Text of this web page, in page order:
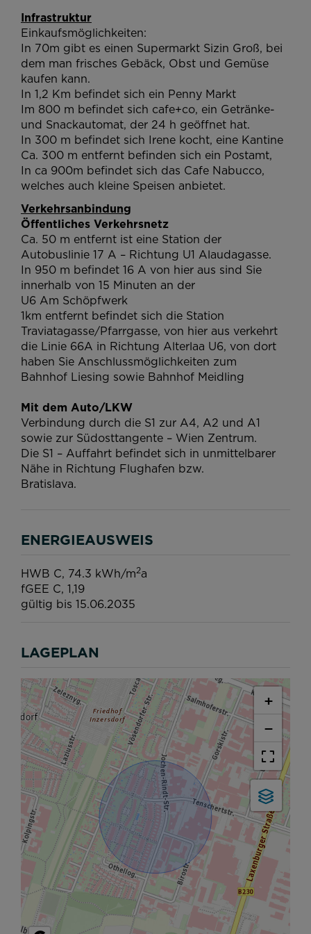
Infrastruktur
Einkaufsmöglichkeiten:
In 70m gibt es einen Supermarkt Sizin Groß, bei
dem man frisches Gebäck, Obst und Gemüse
kaufen kann.
In 1,2 Km befindet sich ein Penny Markt
Im 800 m befindet sich cafe+co, ein Getränke-
und Snackautomat, der 24 h geöffnet hat.
In 300 m befindet sich Irene kocht, eine Kantine
Ca. 300 m entfernt befinden sich ein Postamt,
In ca 900m befindet sich das Cafe Nabucco,
welches auch kleine Speisen anbietet.
Verkehrsanbindung
Öffentliches Verkehrsnetz
Ca. 50 m entfernt ist eine Station der
Autobuslinie 17 A – Richtung U1 Alaudagasse.
In 950 m befindet 16 A von hier aus sind Sie
innerhalb von 15 Minuten an der
U6 Am Schöpfwerk
1km entfernt befindet sich die Station
Traviatagasse/Pfarrgasse, von hier aus verkehrt
die Linie 66A in Richtung Alterlaa U6, von dort
haben Sie Anschlussmöglichkeiten zum
Bahnhof Liesing sowie Bahnhof Meidling
Mit dem Auto/LKW
Verbindung durch die S1 zur A4, A2 und A1
sowie zur Südosttangente – Wien Zentrum.
Die S1 – Auffahrt befindet sich in unmittelbarer
Nähe in Richtung Flughafen bzw.
Bratislava.
ENERGIEAUSWEIS
HWB C, 74.3 kWh/m2a
fGEE C, 1,19
gültig bis 15.06.2035
LAGEPLAN
+
−